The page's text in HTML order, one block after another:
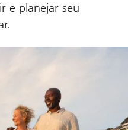
e planejar seu